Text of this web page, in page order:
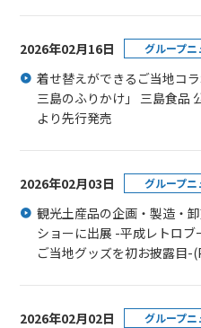
2026年02月16日 グループニ
着せ替えができるご当地コ
三島のふりかけ」 三島食品
より先行発売
2026年02月03日 グループニ
観光土産品の企画・製造・
ショーに出展 -平成レトロブ
ご当地グッズを初お披露目-
2026年02月02日 グループニ